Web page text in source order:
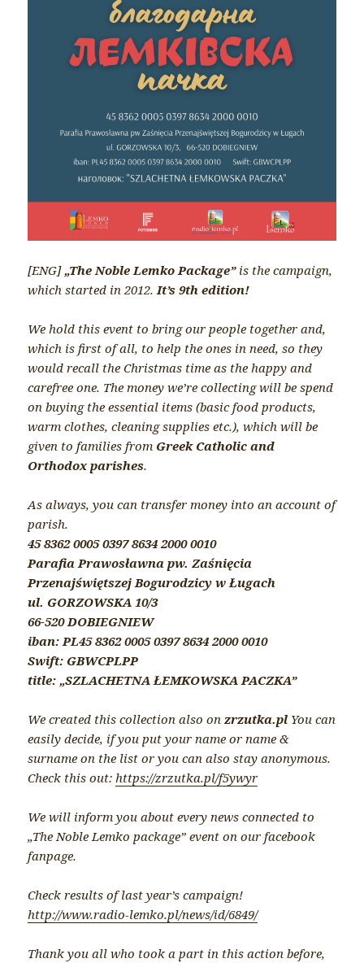
[ENG]„The Noble Lemko Package”is the campaign,
which started in 2012. It’s 9th edition!
We hold this event to bring our people together and,
which is first of all, to help the ones in need, so they
would recall the Christmas time as the happy and
carefree one. The money we’re collecting will be spend
on buying the essential items (basic food products,
warm clothes, cleaning supplies etc.), which will be
given to families from Greek Catholic and
Orthodox parishes.
As always, you can transfer money into an account of
parish.
45 8362 0005 0397 8634 2000 0010
Parafia Prawosławna pw. Zaśnięcia
Przenajświętszej Bogurodzicy w Ługach
ul. GORZOWSKA 10/3
66-520 DOBIEGNIEW
iban: PL45 8362 0005 0397 8634 2000 0010
Swift: GBWCPLPP
title: „SZLACHETNA ŁEMKOWSKA PACZKA”
We created this collection also onzrzutka.pl You can
easily decide, if you put your name or name &
surname on the list or you can also stay anonymous.
Check this out: https://zrzutka.pl/f5ywyr
We will inform you about every news connected to
„The Noble Lemko package” event on our facebook
fanpage.
Check results of last year’s campaign!
http://www.radio-lemko.pl/news/id/6849/
Thank you all who took a part in this action before,